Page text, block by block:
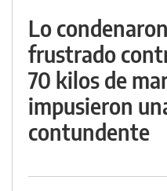
Lo
frustrado
70 kilos de
impusieron
contundente